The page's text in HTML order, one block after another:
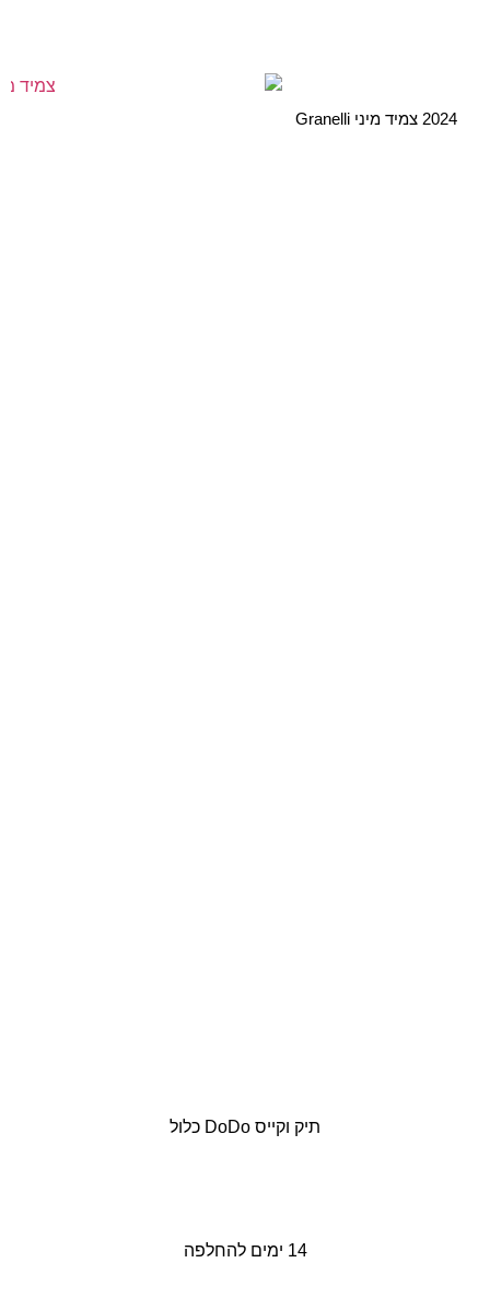
2024 צמיד מיני Granelli
תיק וקייס DoDo כלול
14 ימים להחלפה